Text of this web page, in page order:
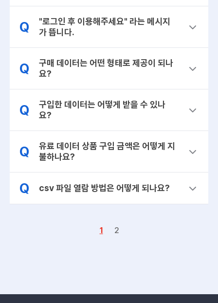
Q
"로그인 후 이용해주세요" 라는 메시지
가 뜹니다.
Q
구매 데이터는 어떤 형태로 제공이 되나
요?
Q
구입한 데이터는 어떻게 받을 수 있나
요?
Q
유료 데이터 상품 구입 금액은 어떻게 지
불하나요?
Q csv 파일 열람 방법은 어떻게 되나요?
1 2